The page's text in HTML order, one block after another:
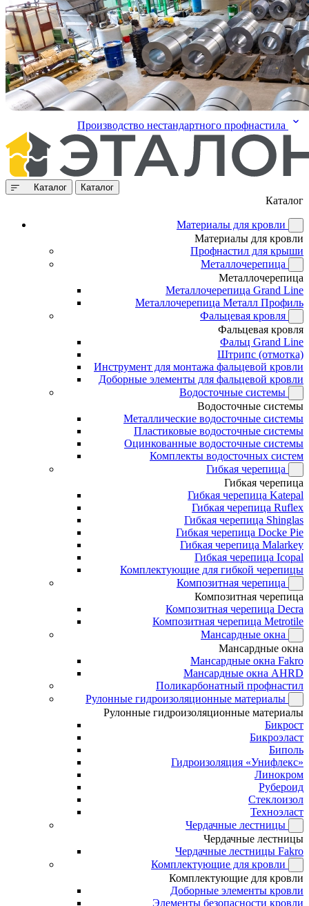
Производство нестандартного профнастила
Каталог Каталог
Каталог
Материалы для кровли
Материалы для кровли
Профнастил для крыши
Металлочерепица
Металлочерепица
Металлочерепица Grand Line
Металлочерепица Металл Профиль
Фальцевая кровля
Фальцевая кровля
Фальц Grand Line
Штрипс (отмотка)
Инструмент для монтажа фальцевой кровли
Доборные элементы для фальцевой кровли
Водосточные системы
Водосточные системы
Металлические водосточные системы
Пластиковые водосточные системы
Оцинкованные водосточные системы
Комплекты водосточных систем
Гибкая черепица
Гибкая черепица
Гибкая черепица Katepal
Гибкая черепица Ruflex
Гибкая черепица Shinglas
Гибкая черепица Docke Pie
Гибкая черепица Malarkey
Гибкая черепица Icopal
Комплектующие для гибкой черепицы
Композитная черепица
Композитная черепица
Композитная черепица Decra
Композитная черепица Metrotile
Мансардные окна
Мансардные окна
Мансардные окна Fakro
Мансардные окна AHRD
Поликарбонатный профнастил
Рулонные гидроизоляционные материалы
Рулонные гидроизоляционные материалы
Бикрост
Бикроэласт
Биполь
Гидроизоляция «Унифлекс»
Линокром
Рубероид
Стеклоизол
Техноэласт
Чердачные лестницы
Чердачные лестницы
Чердачные лестницы Fakro
Комплектующие для кровли
Комплектующие для кровли
Доборные элементы кровли
Элементы безопасности кровли